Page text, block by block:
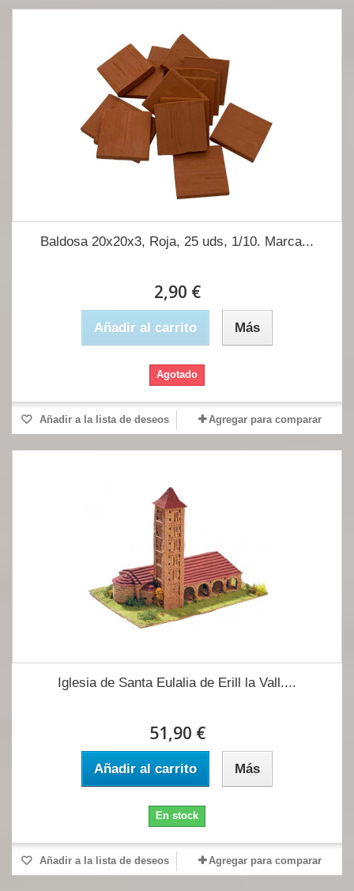
Baldosa 20x20x3, Roja, 25 uds, 1/10. Marca...
2,90 €
Añadir al carrito Más
Agotado
Añadir a la lista de deseos Agregar para comparar
Iglesia de Santa Eulalia de Erill la Vall....
51,90 €
Añadir al carrito Más
En stock
Añadir a la lista de deseos Agregar para comparar